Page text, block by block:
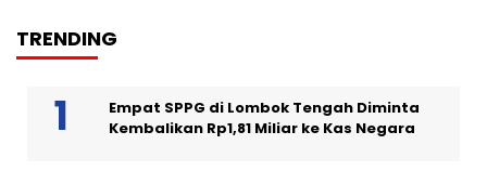
TRENDING
Empat SPPG di Lombok Tengah Diminta
Kembalikan Rp1,81 Miliar ke Kas Negara